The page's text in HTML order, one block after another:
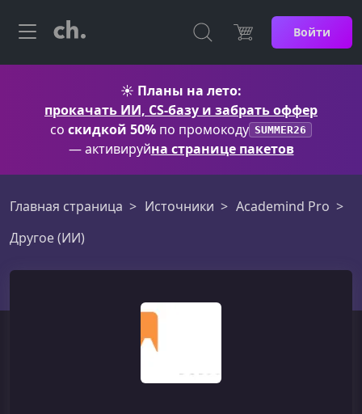
Войти
☀️ Планы на лето:
прокачать ИИ, CS-базу и забрать оффер
со скидкой 50% по промокоду SUMMER26
— активируйна странице пакетов
Главная страница Источники
Academind Pro
Другое (ИИ)